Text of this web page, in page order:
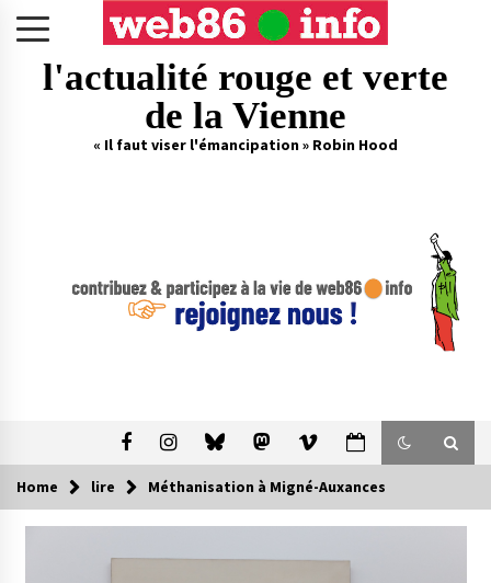
l'actualité rouge et verte
de la Vienne
« Il faut viser l'émancipation » Robin Hood
Home lire Méthanisation à Migné-Auxances